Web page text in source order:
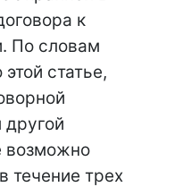
к
По словам
статье,
другой
возможно
течение трех